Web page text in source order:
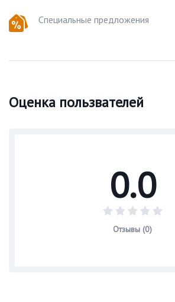
Специальные предложения
Оценка пользвателей
0.0
Отзывы (0)